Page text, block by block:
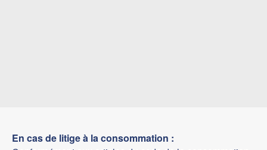
En cas de litige à la consommation :